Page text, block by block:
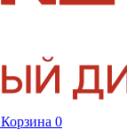
Корзина 0